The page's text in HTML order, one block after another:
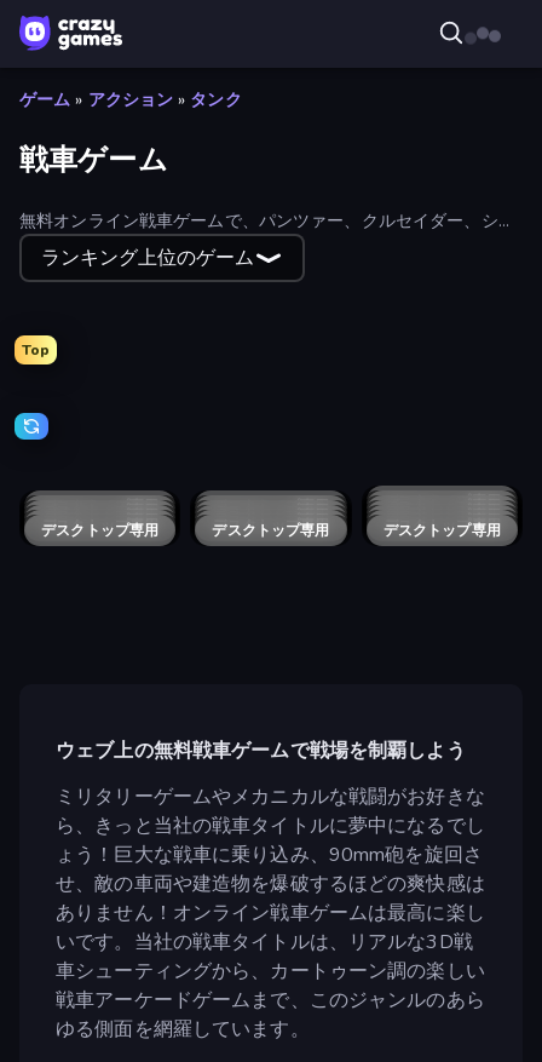
ゲーム » アクション » タンク
戦車ゲーム
無料オンライン戦車ゲームで、パンツァー、クルセイダー、シャ
ーマンなどの戦車を走らせよう。
ランキング上位のゲーム
Top
Mad Royale Tactics
Operation Desert Road Tanks Merge Tanks of the Galaxy
Army General: Battle & Tank Strategy Tanky.io Blocky Tank 3D
Laser Tanks Tank Battle: War Commander Rocket Bot Royale
War Machine Clash Tanks vs Zombies: Tank Battle
Car Crash Simulator Royale
Tank Merge Royal Secret Agent James Blocky Demolition Derby
デスクトップ専用Tanks Battlefield: Desert デスクトップ専用
Tanko.io デスクトップ専用
Tankgank
デスクトップ専用 Gangster Vegas Grand City デスクトップ専用 デスクトップ専用
Tank Evolution
デスクトップ専用
Blitz Tanks デスクトップ専用
Guns vs Zombies デスクトップ専用
Plated Glory
ウェブ上の無料戦車ゲームで戦場を制覇しよう
ミリタリーゲームやメカニカルな戦闘がお好きな
ら、きっと当社の戦車タイトルに夢中になるでし
ょう！巨大な戦車に乗り込み、90mm砲を旋回さ
せ、敵の車両や建造物を爆破するほどの爽快感は
ありません！オンライン戦車ゲームは最高に楽し
いです。当社の戦車タイトルは、リアルな3D戦
車シューティングから、カートゥーン調の楽しい
戦車アーケードゲームまで、このジャンルのあら
ゆる側面を網羅しています。